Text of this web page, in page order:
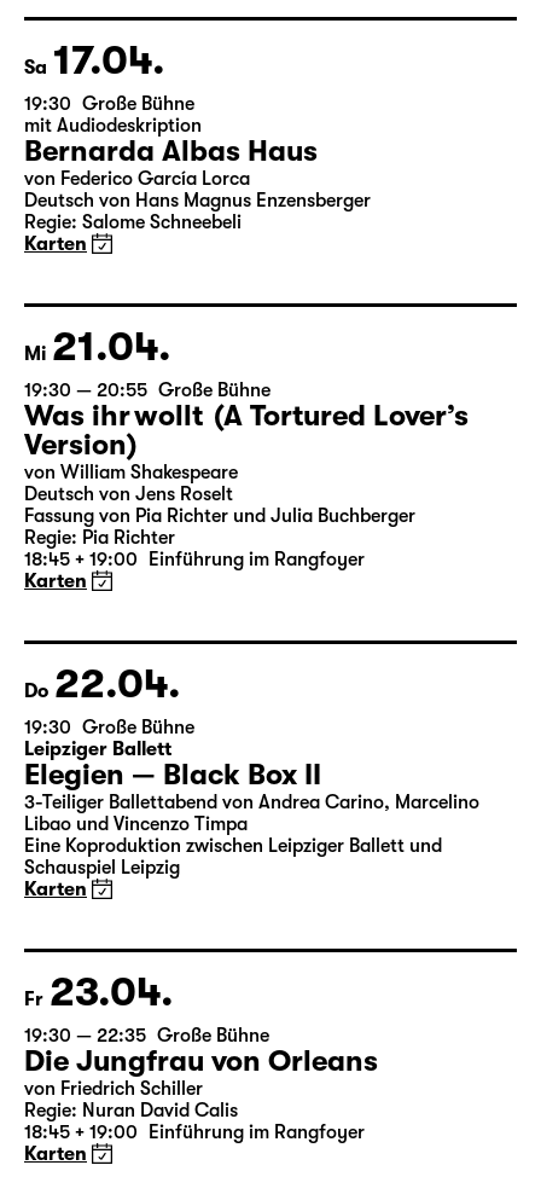
Karten
Theatertag
Sa 17.04.
19:30 Große Bühne
mit Audiodeskription
Bernarda Albas Haus
Regie: Salome Schneebeli
Karten
Mi 21.04.
19:30 — 20:55 Große Bühne
Was ihr wollt (A Tortured Lover’s
Version)
von William Shakespeare
Deutsch von Jens Roselt
18:45 + 19:00 Einführung im Rangfoyer
Karten
Do 22.04.
19:30 Große Bühne
Leipziger Ballett
Elegien — Black Box II
3-Teiliger Ballettabend von Andrea Carino, Marcelino
Schauspiel Leipzig
Karten
Fr 23.04.
19:30 — 22:35 Große Bühne
Die Jungfrau von Orleans